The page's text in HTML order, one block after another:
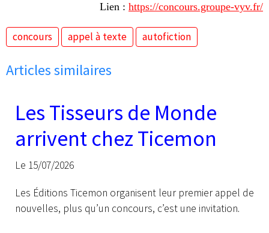
Lien : https://concours.groupe-vyv.fr/
concours appel à texte autofiction
Articles similaires
Les Tisseurs de Monde
arrivent chez Ticemon
Le 15/07/2026
Les Éditions Ticemon organisent leur premier appel de
nouvelles, plus qu’un concours, c’est une invitation.